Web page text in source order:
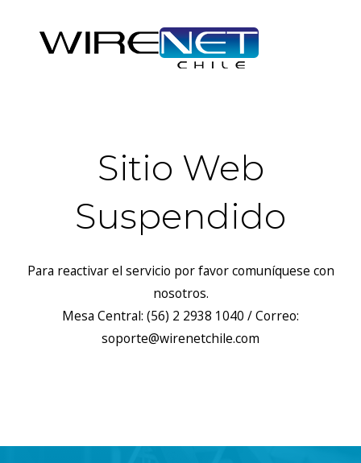
Sitio Web
Suspendido
Para reactivar el servicio por favor comuníquese con
nosotros.
Mesa Central: (56) 2 2938 1040 / Correo:
soporte@wirenetchile.com